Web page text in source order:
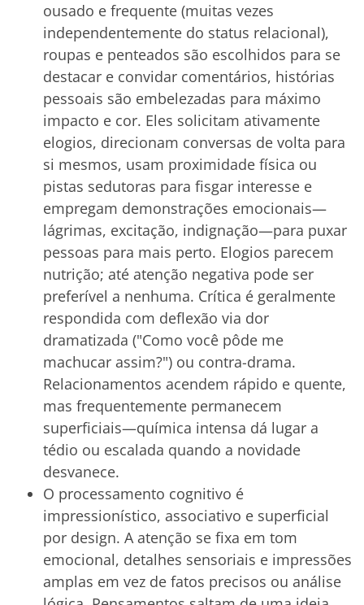
ousado e frequente (muitas vezes
independentemente do status relacional),
roupas e penteados são escolhidos para se
destacar e convidar comentários, histórias
pessoais são embelezadas para máximo
impacto e cor. Eles solicitam ativamente
elogios, direcionam conversas de volta para
si mesmos, usam proximidade física ou
pistas sedutoras para fisgar interesse e
empregam demonstrações emocionais—
lágrimas, excitação, indignação—para puxar
pessoas para mais perto. Elogios parecem
nutrição; até atenção negativa pode ser
preferível a nenhuma. Crítica é geralmente
respondida com deflexão via dor
dramatizada ("Como você pôde me
machucar assim?") ou contra-drama.
Relacionamentos acendem rápido e quente,
mas frequentemente permanecem
superficiais—química intensa dá lugar a
tédio ou escalada quando a novidade
desvanece.
O processamento cognitivo é
impressionístico, associativo e superficial
por design. A atenção se fixa em tom
emocional, detalhes sensoriais e impressões
amplas em vez de fatos precisos ou análise